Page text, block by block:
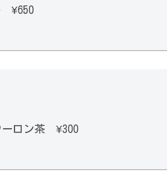
¥650
ロン茶 ¥300